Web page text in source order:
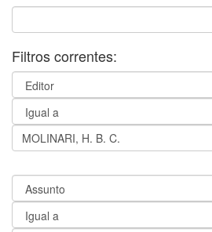
Filtros correntes: